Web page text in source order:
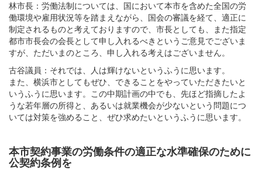
林市長：労働法制については、国において本市を含めた全国の労
働環境や雇用状況等を踏まえながら、国会の審議を経て、適正に
制定されるものと考えておりますので、市長としても、また指定
都市市長会の会長として申し入れるべきというご意見でございま
すが、ただいまのところ、申し入れる考えはございません。
古谷議員：それでは、人は輝けないというふうに思います。
また、横浜市としてもぜひ、できることをやっていただきたいと
いうふうに思います。この中期計画の中でも、先ほど指摘したよ
うな若年層の所得と、あるいは就業機会が少ないという問題につ
いては対策を強めること、ぜひ求めたいというふうに思います。
本市契約事業の労働条件の適正な水準確保のために
公契約条例を